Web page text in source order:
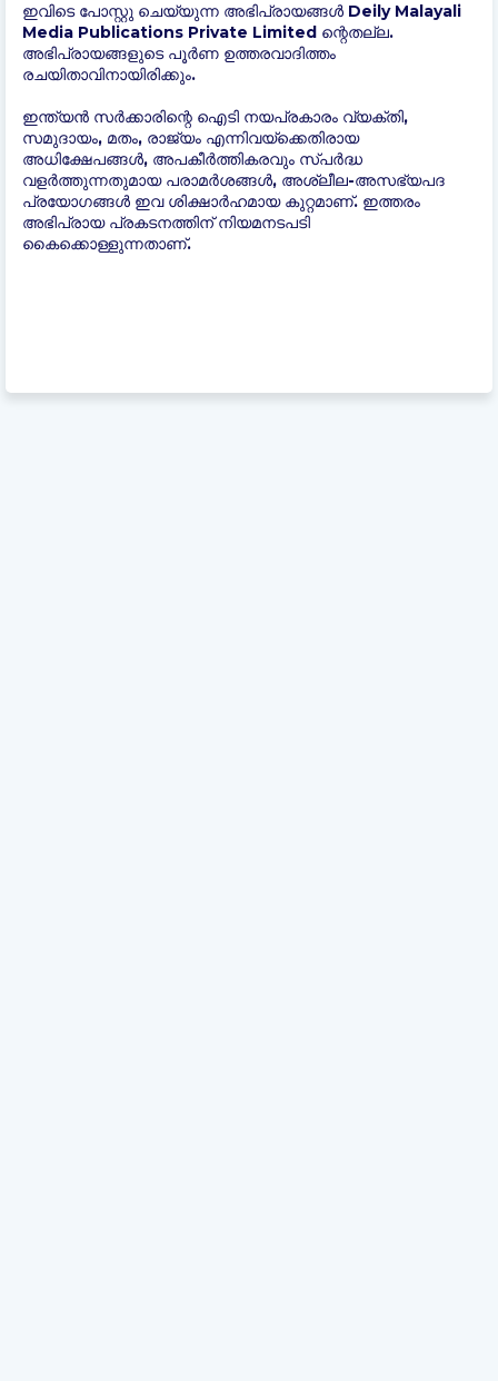
ഇവിടെ പോസ്റ്റു ചെയ്യുന്ന അഭിപ്രായങ്ങൾ Deily Malayali
Media Publications Private Limited ന്റെതല്ല.
അഭിപ്രായങ്ങളുടെ പൂർണ ഉത്തരവാദിത്തം
രചയിതാവിനായിരിക്കും.
ഇന്ത്യന്‍ സർക്കാരിന്റെ ഐടി നയപ്രകാരം വ്യക്തി,
സമുദായം, മതം, രാജ്യം എന്നിവയ്ക്കെതിരായ
അധിക്ഷേപങ്ങൾ, അപകീർത്തികരവും സ്പർദ്ധ
വളർത്തുന്നതുമായ പരാമർശങ്ങൾ, അശ്ലീല-അസഭ്യപദ
പ്രയോഗങ്ങൾ ഇവ ശിക്ഷാർഹമായ കുറ്റമാണ്. ഇത്തരം
അഭിപ്രായ പ്രകടനത്തിന് നിയമനടപടി
കൈക്കൊള്ളുന്നതാണ്.